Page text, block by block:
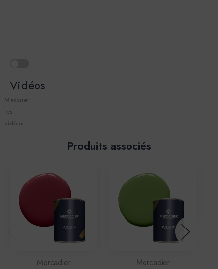
Vidéos
Masquer
les
vidéos
Produits associés
Mercadier Mercadier